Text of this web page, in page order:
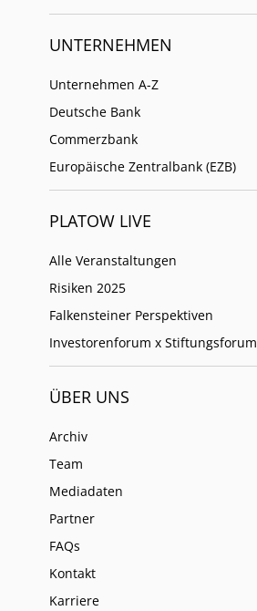
UNTERNEHMEN
Unternehmen A-Z
Deutsche Bank
Commerzbank
Europäische Zentralbank (EZB)
PLATOW LIVE
Alle Veranstaltungen
Risiken 2025
Falkensteiner Perspektiven
Investorenforum x Stiftungsforum
ÜBER UNS
Archiv
Team
Mediadaten
Partner
FAQs
Kontakt
Karriere